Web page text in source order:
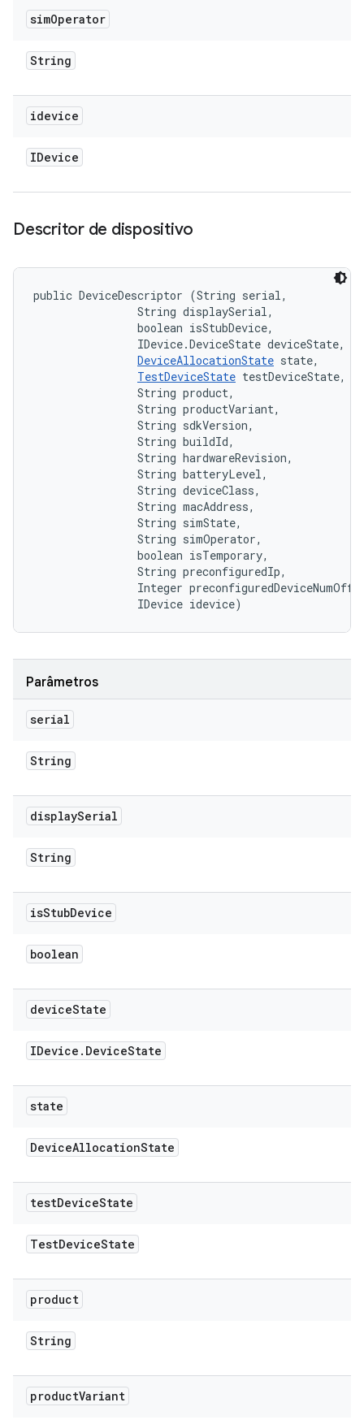
simOperator
String
idevice
IDevice
Descritor de dispositivo
public DeviceDescriptor (String serial,
                String displaySerial,
                boolean isStubDevice,
                IDevice.DeviceState deviceState,
DeviceAllocationState state,
TestDeviceState testDeviceState,
                String product,
                String productVariant,
                String sdkVersion,
                String buildId,
                String hardwareRevision,
                String batteryLevel,
                String deviceClass,
                String macAddress,
                String simState,
                String simOperator,
                boolean isTemporary,
                String preconfiguredIp,
Integer
                IDevice idevice)
Parâmetros
serial
String
displaySerial
String
isStubDevice
boolean
deviceState
IDevice . DeviceState
state
DeviceAllocationState
testDeviceState
TestDeviceState
product
String
productVariant